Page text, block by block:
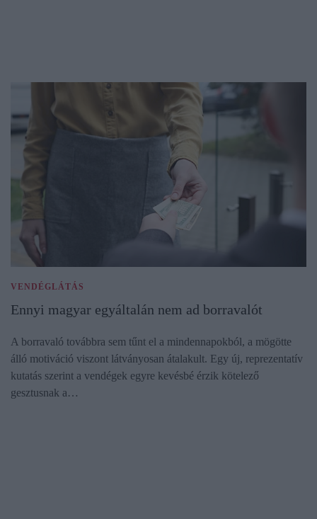
VENDÉGLÁTÁS
Ennyi magyar egyáltalán nem ad borravalót
A borravaló továbbra sem tűnt el a mindennapokból, a mögötte
álló motiváció viszont látványosan átalakult. Egy új, reprezentatív
kutatás szerint a vendégek egyre kevésbé érzik kötelező
gesztusnak a…